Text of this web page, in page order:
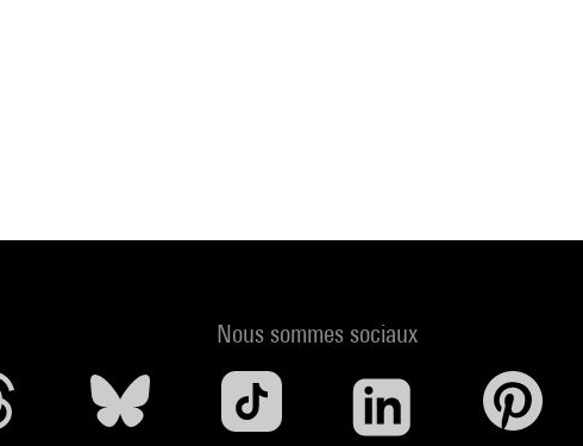
Nous sommes sociaux